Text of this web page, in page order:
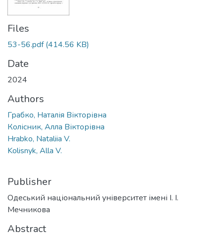
Files
53-56.pdf(414.56 KB)
Date
2024
Authors
Грабко, Наталія Вікторівна
Колісник, Алла Вікторівна
Hrabko, Nataliia V.
Kolisnyk, Alla V.
Publisher
Одеський національний університет імені І. І.
Мечникова
Abstract